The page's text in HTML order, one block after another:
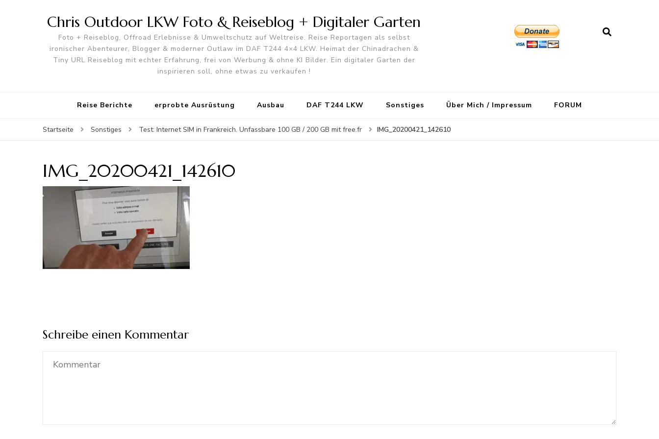
Chris Outdoor LKW Foto & Reiseblog + Digitaler Garten
Foto + Reiseblog, Offroad Erlebnisse & Umweltschutz auf Weltreise. Reise Reportagen als selbst
ironischer Abenteurer, Blogger & moderner Outlaw im DAF T244 4×4 LKW. Heimat der Chinadrachen &
Tiny URL Reiseblog mit echter Erfahrung, frei von Werbung & ohne KI Bilder. Ein digitaler Garten der
inspirieren soll, ohne etwas zu verkaufen !
Reise Berichte erprobte Ausrüstung Ausbau DAF T244 LKW Sonstiges Über Mich / Impressum FORUM
Startseite Sonstiges Test: Internet SIM in Frankreich. Unfassbare 100 GB / 200 GB mit free.fr IMG_20200421_142610
IMG_20200421_142610
Schreibe einen Kommentar